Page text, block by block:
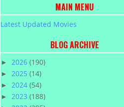
MAIN MENU
Latest Updated Movies
BLOG ARCHIVE
► 2026 (190)
► 2025 (14)
► 2024 (54)
► 2023 (188)